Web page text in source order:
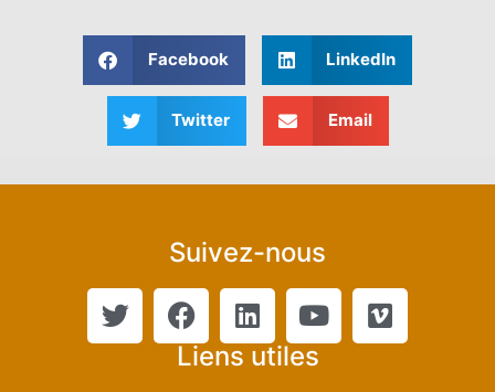
Facebook LinkedIn
Twitter Email
Suivez-nous
Liens utiles